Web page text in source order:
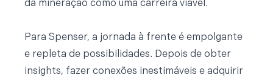
da mineração como uma carreira viável.
Para Spenser, a jornada à frente é empolgante
e repleta de possibilidades. Depois de obter
insights, fazer conexões inestimáveis e adquirir